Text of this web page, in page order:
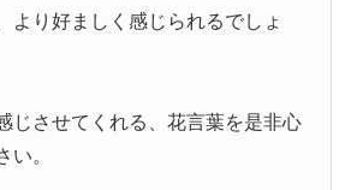
より好ましく感じられるでしょ
じさせてくれる、花言葉を是非心
い。